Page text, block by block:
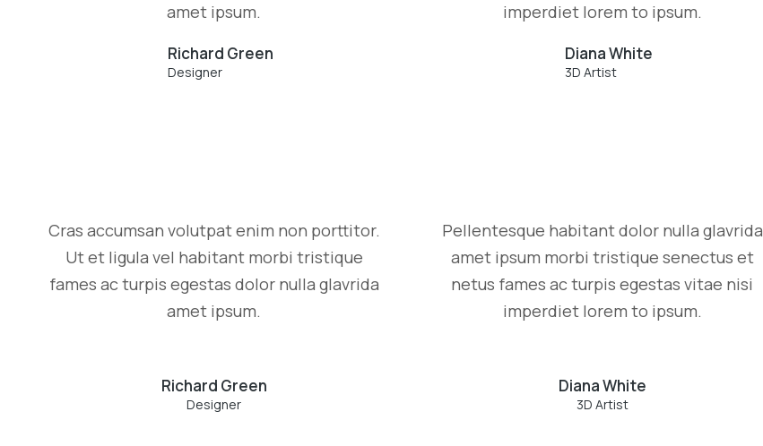
amet ipsum.
Richard Green
Designer
imperdiet lorem to ipsum.
Diana White
3D Artist
Cras accumsan volutpat enim non porttitor.
Ut et ligula vel habitant morbi tristique
fames ac turpis egestas dolor nulla glavrida
amet ipsum.
Richard Green
Designer
Pellentesque habitant dolor nulla glavrida
amet ipsum morbi tristique senectus et
netus fames ac turpis egestas vitae nisi
imperdiet lorem to ipsum.
Diana White
3D Artist